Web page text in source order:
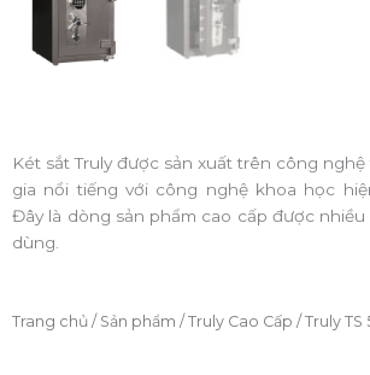
Két sắt Truly được sản xuất trên công
gia nổi tiếng với công nghệ khoa học
Đây là dòng sản phẩm cao cấp được
dùng.
Trang chủ / Sản phẩm / Truly Cao Cấp / Truly TS